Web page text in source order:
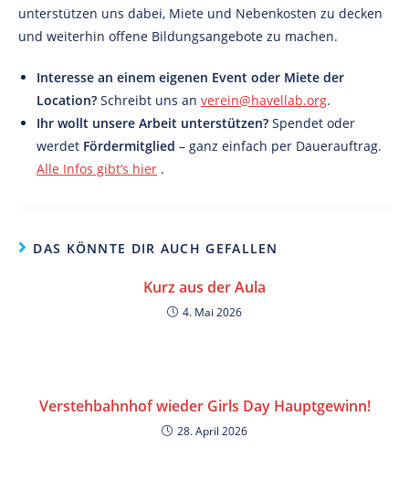
unterstützen uns dabei, Miete und Nebenkosten zu decken
und weiterhin offene Bildungsangebote zu machen.
Interesse an einem eigenen Event oder Miete der
Location? Schreibt uns an verein@havellab.org.
Ihr wollt unsere Arbeit unterstützen? Spendet oder
werdet Fördermitglied – ganz einfach per Dauerauftrag.
Alle Infos gibt’s hier .
DAS KÖNNTE DIR AUCH GEFALLEN
Kurz aus der Aula
4. Mai 2026
Verstehbahnhof wieder Girls Day Hauptgewinn!
28. April 2026